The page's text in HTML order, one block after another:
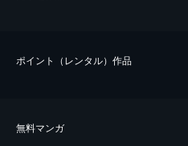
ポイント（レンタル）作品
無料マンガ